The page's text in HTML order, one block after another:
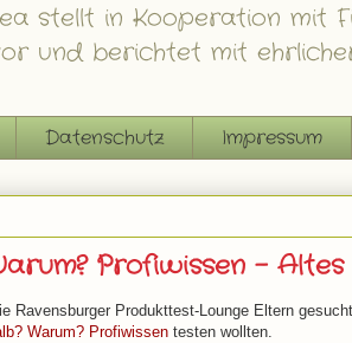
stellt in Kooperation mit
und berichtet mit
Datenschutz Impressum
Profiwissen -
Ravensburger Produkttest-Lounge Eltern
Warum? Profiwissen testen wollten.